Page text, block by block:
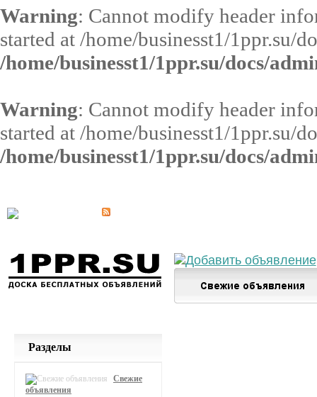
Warning: Cannot modify header
started at /home/businesst1/1ppr.su/
/home/businesst1/1ppr.su/docs/
Warning: Cannot modify header
started at /home/businesst1/1ppr.su/
/home/businesst1/1ppr.su/docs/
Разделы
Свежие
объявления